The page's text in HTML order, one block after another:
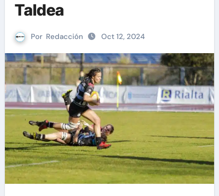
Taldea
Por Redacción Oct 12, 2024